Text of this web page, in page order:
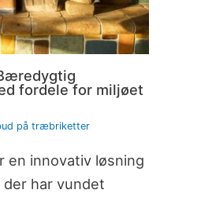
fordele for miljøet
på træbriketter
innovativ løsning
har vundet